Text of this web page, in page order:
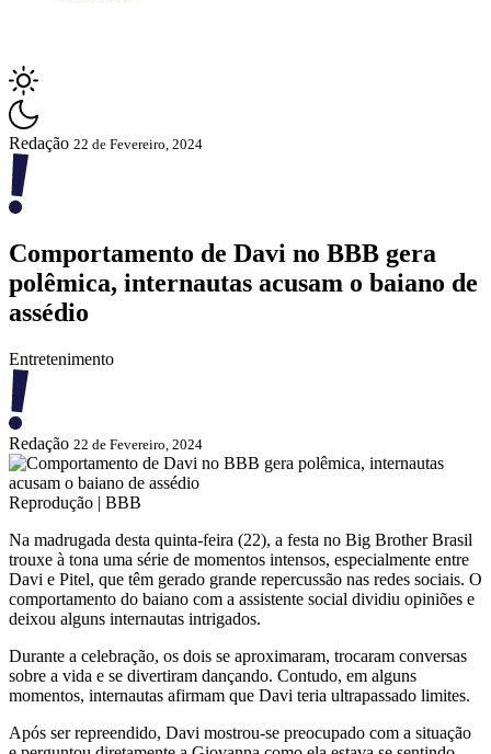
Redação 22 de Fevereiro, 2024
Comportamento de Davi no BBB gera
polêmica, internautas acusam o baiano de
assédio
Entretenimento
Redação 22 de Fevereiro, 2024
Reprodução | BBB
Na madrugada desta quinta-feira (22), a festa no Big Brother Brasil
trouxe à tona uma série de momentos intensos, especialmente entre
Davi e Pitel, que têm gerado grande repercussão nas redes sociais. O
comportamento do baiano com a assistente social dividiu opiniões e
deixou alguns internautas intrigados.
Durante a celebração, os dois se aproximaram, trocaram conversas
sobre a vida e se divertiram dançando. Contudo, em alguns
momentos, internautas afirmam que Davi teria ultrapassado limites.
Após ser repreendido, Davi mostrou-se preocupado com a situação